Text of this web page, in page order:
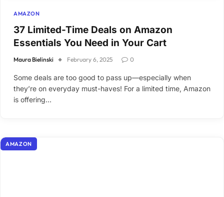
AMAZON
37 Limited-Time Deals on Amazon
Essentials You Need in Your Cart
Maura Bielinski February 6, 2025 0
Some deals are too good to pass up—especially when
they’re on everyday must-haves! For a limited time, Amazon
is offering…
AMAZON